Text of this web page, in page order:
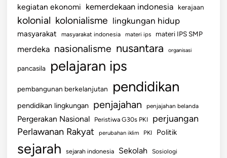
kegiatan ekonomi kemerdekaan indonesia kerajaan
kolonial kolonialisme lingkungan hidup
masyarakat masyarakat indonesia materi ips materi IPS SMP
merdeka nasionalisme nusantara organisasi
pancasila pelajaran ips
pembangunan berkelanjutan pendidikan
pendidikan lingkungan penjajahan penjajahan belanda
Pergerakan Nasional Peristiwa G30s PKI perjuangan
Perlawanan Rakyat perubahan iklim PKI Politik
sejarah sejarah indonesia Sekolah Sosiologi